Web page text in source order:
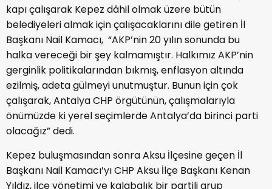
kapı çalışarak Kepez dâhil olmak üzere bütün
belediyeleri almak için çalışacaklarını dile getiren İl
Başkanı Nail Kamacı, “AKP’nin 20 yılın sonunda bu
halka vereceği bir şey kalmamıştır. Halkımız AKP’nin
gerginlik politikalarından bıkmış, enflasyon altında
ezilmiş, adeta gülmeyi unutmuştur. Bunun için çok
çalışarak, Antalya CHP örgütünün, çalışmalarıyla
önümüzde ki yerel seçimlerde Antalya’da birinci parti
olacağız” dedi.
Kepez buluşmasından sonra Aksu İlçesine geçen İl
Başkanı Nail Kamacı’yı CHP Aksu İlçe Başkanı Kenan
Yıldız, ilçe yönetimi ve kalabalık bir partili grup